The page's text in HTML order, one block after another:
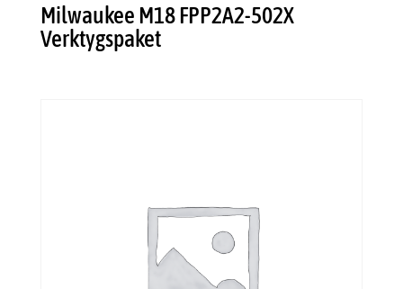
Milwaukee M18 FPP2A2-502X
Verktygspaket